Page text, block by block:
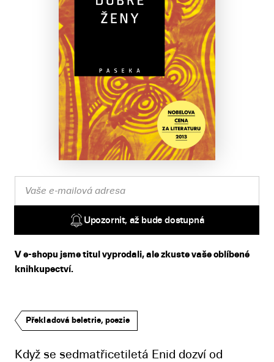
Překladová beletrie, poezie
Když se sedmatřicetiletá Enid dozví od
Upozornit, až bude dostupná
V e-shopu jsme titul vyprodali, ale zkuste vaše oblíbené
knihkupectví.